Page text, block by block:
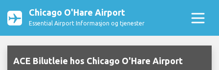
Chicago O'Hare Airport
Essential Airport Informasjon og tjenester
ACE Bilutleie hos Chicago O'Hare Airport